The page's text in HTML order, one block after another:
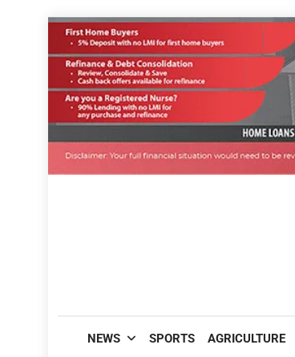
Skip
content
NEWS SPORTS AGRICULTURE